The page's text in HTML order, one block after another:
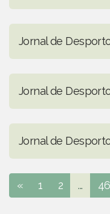
Jornal de
Jornal de
Jornal de
« 1 2 ... 46